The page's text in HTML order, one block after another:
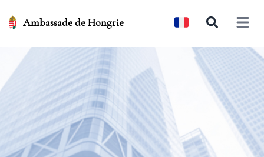
Ambassade de Hongrie Open